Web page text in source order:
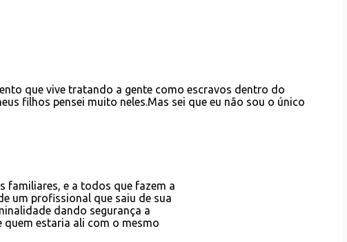
que vive tratando a gente como escravos dentro do
filhos pensei muito neles.Mas sei que eu não sou o único
familiares, e a todos que fazem a
um profissional que saiu de sua
dando segurança a
estaria ali com o mesmo